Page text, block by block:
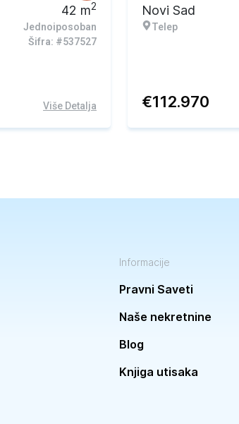
42 m2
Jednoiposoban
Šifra: #537527
Više Detalja
Novi Sad
Telep
€112.970
Informacije
Pravni Saveti
Naše nekretnine
Blog
Knjiga utisaka